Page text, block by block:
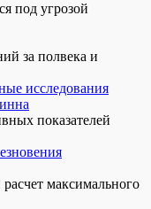
под угрозой
за полвека и
исследования
показателей
максимального